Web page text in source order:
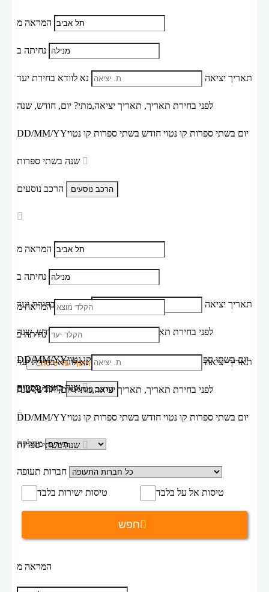
המראה מ
נחיתה ב
תאריך יציאה נא לוודא בחירת יעד
לפני בחירת תאריך, תאריך יציאה,מתי? יום, חודש, שנה
DD/MM/YYיום בשתי ספרות קו נטוי חודש בשתי ספרות קו נטוי
הרכב נוסעים
המראה מ
נחיתה ב
תאריך יציאה נא לוודא בחירת יעד
לפני בחירת תאריך, מתי? יום, חודש, שנה
DD/MM/YYיום בשתי ספרות קו נטוי חודש בשתי ספרות קו נטוי
שנה בשתי ספרות
המראה מ
נחיתה ב
תאריך יציאה נא לוודא בחירת יעד
לפני בחירת תאריך, תאריך יציאה,מתי? יום, חודש, שנה
DD/MM/YYיום בשתי ספרות קו נטוי חודש בשתי ספרות קו נטוי
הוסף עוד טיסה
הרכב נוסעים
חפש
מחלקה
חברות תעופה
טיסות ישירות בלבד טיסות אל על בלבד
המראה מ